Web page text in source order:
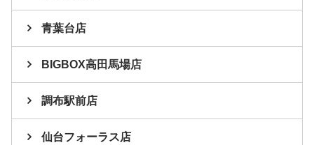
青葉台店
BIGBOX高田馬場店
調布駅前店
仙台フォーラス店